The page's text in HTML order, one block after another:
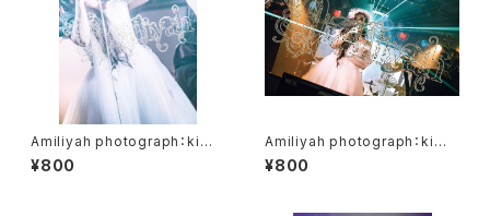
Amiliyah photograph：kimi
No.11～20
¥800
Amiliyah photograph：kimi
& Gacci & Wester No.1～N
o.3
¥800